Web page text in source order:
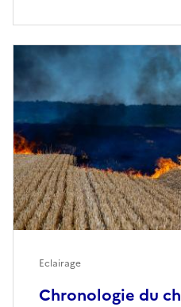
Chronologie du
Eclairage